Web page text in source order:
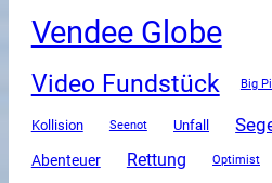
Vendee Globe
Video Fundstück Big
Kollision Seenot Unfall
Abenteuer Rettung Optimist